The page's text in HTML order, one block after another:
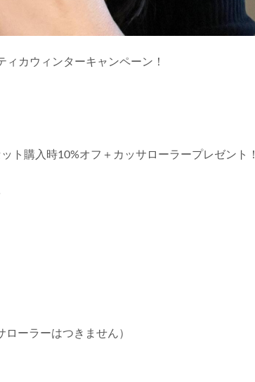
カウィンターキャンペーン！
ト購入時10%オフ＋カッサローラープレゼント！
ローラーはつきません）